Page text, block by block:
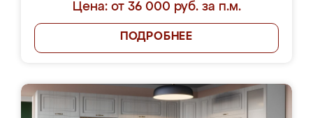
Цена: от 36 000 руб. за п.м.
ПОДРОБНЕЕ